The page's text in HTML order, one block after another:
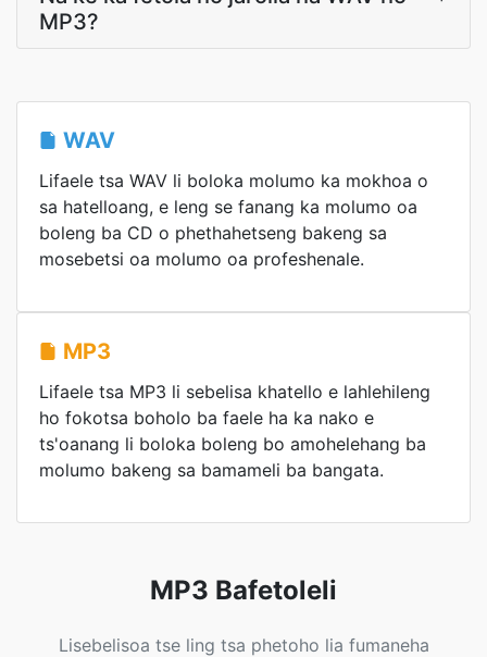
MP3?
WAV
Lifaele tsa WAV li boloka molumo ka mokhoa o
sa hatelloang, e leng se fanang ka molumo oa
boleng ba CD o phethahetseng bakeng sa
mosebetsi oa molumo oa profeshenale.
MP3
Lifaele tsa MP3 li sebelisa khatello e lahlehileng
ho fokotsa boholo ba faele ha ka nako e
ts'oanang li boloka boleng bo amohelehang ba
molumo bakeng sa bamameli ba bangata.
MP3 Bafetoleli
Lisebelisoa tse ling tsa phetoho lia fumaneha